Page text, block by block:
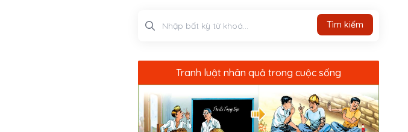
Tìm kiếm
Tranh luật nhân quả trong cuộc sống